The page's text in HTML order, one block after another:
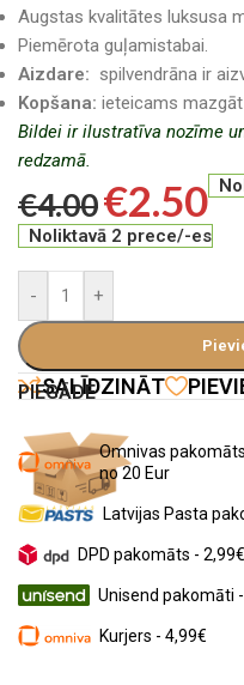
Augstas kvalitātes luksusa
Piemērota guļamistabai.
Aizdare: spilvendrāna ir
Kopšana: ieteicams
Bildei ir ilustratīva nozīme
redzamā.
€4.00€2.50
Noliktavā 2 prece/-es
- +
SALĪDZINĀT
PIEGĀDE
Omnivas
no 20 Eur
Latvijas Pasta
DPD pakomāts - 2,99€
Unisend pakomāti
Kurjers - 4,99€